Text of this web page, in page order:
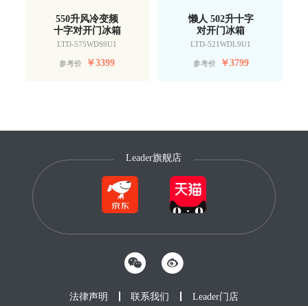
550升风冷变频
十字对开门冰箱
LTD-575WDS9U1
参考价 ￥3399
懒人 502升十字
对开门冰箱
LTD-521WDL9U1
参考价 ￥3799
Leader旗舰店
法律声明 联系我们 Leader门店